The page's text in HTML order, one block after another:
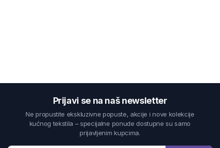
Prijavi se na naš newsletter
Ne propustite ekskluzivne popuste, akcije i nove kolekcije
kućnog tekstila – specijalne ponude dostupne su samo
prijavljenim kupcima.